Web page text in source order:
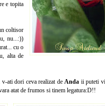
e topita
coltisor
nu...:))
cu o
alta de
ati dori ceva realizat deAnda ii puteti
atat de frumos si tinem legatura:D!!